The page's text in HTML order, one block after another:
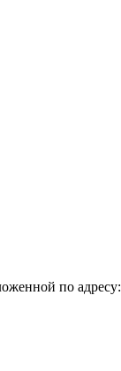
по адресу: